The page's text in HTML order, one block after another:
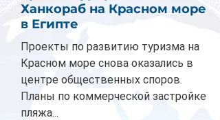
Ханкораб на Красном море
в Египте
Проекты по развитию туризма на
Красном море снова оказались в
центре общественных споров.
Планы по коммерческой застройке
пляжа...